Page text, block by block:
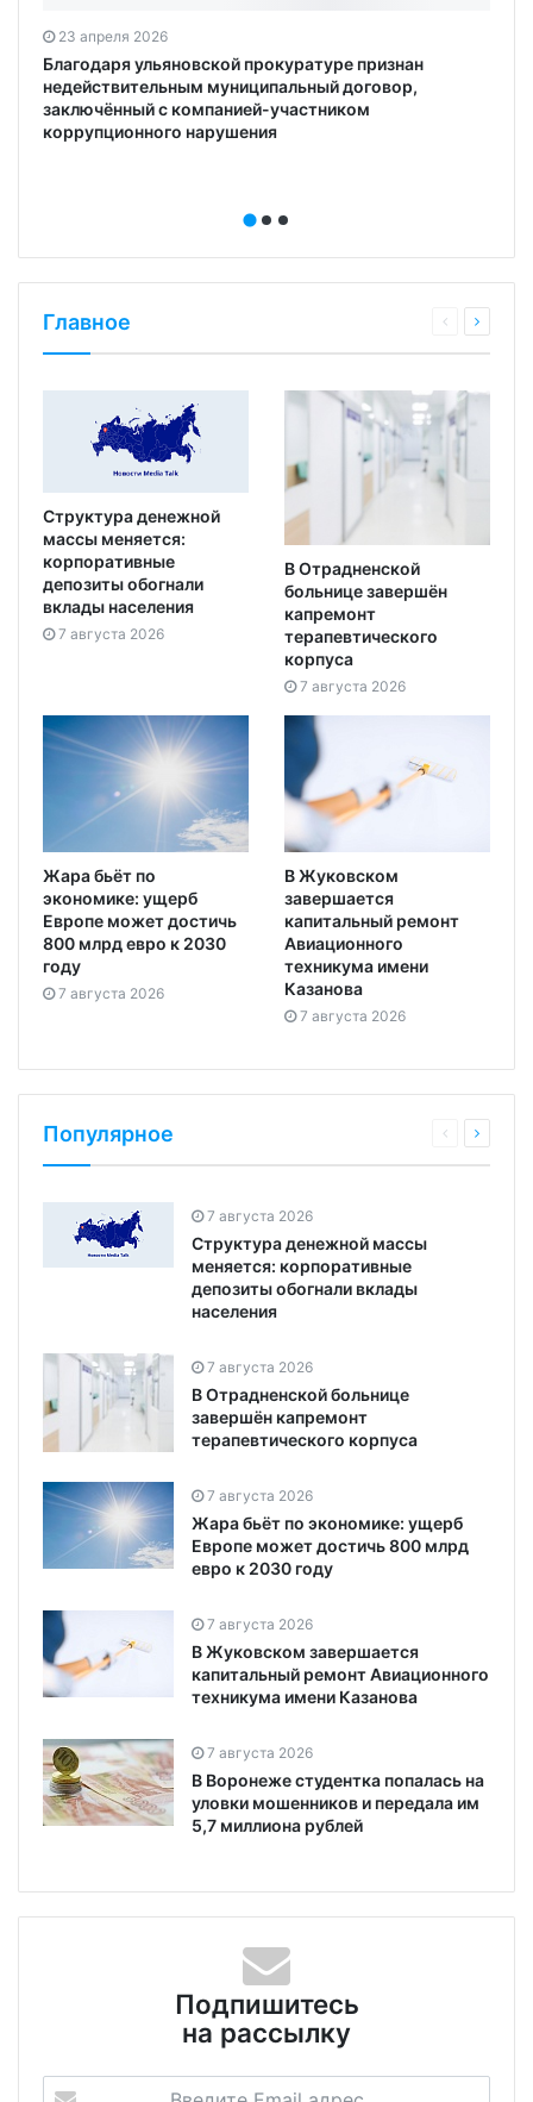
23 апреля 2026
Благодаря ульяновской прокуратуре признан
недействительным муниципальный договор,
заключённый с компанией-участником
коррупционного нарушения
Главное
Структура денежной
массы меняется:
корпоративные
депозиты обогнали
вклады населения
7 августа 2026
В Отрадненской
больнице завершён
капремонт
терапевтического
корпуса
7 августа 2026
Жара бьёт по
экономике: ущерб
Европе может достичь
800 млрд евро к 2030
году
7 августа 2026
В Жуковском
завершается
капитальный ремонт
Авиационного
техникума имени
Казанова
7 августа 2026
Популярное
7 августа 2026
Структура денежной массы
меняется: корпоративные
депозиты обогнали вклады
населения
7 августа 2026
В Отрадненской больнице
завершён капремонт
терапевтического корпуса
7 августа 2026
Жара бьёт по экономике: ущерб
Европе может достичь 800 млрд
евро к 2030 году
7 августа 2026
В Жуковском завершается
капитальный ремонт Авиационного
техникума имени Казанова
7 августа 2026
В Воронеже студентка попалась на
уловки мошенников и передала им
5,7 миллиона рублей
Подпишитесь
на рассылку